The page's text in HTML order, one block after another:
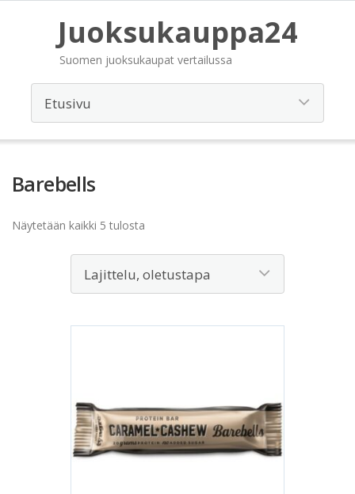
Juoksukauppa24
Suomen juoksukaupat vertailussa
Barebells
Näytetään kaikki 5 tulosta